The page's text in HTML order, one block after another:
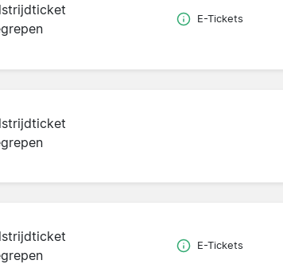
E-Tickets
E-Tickets